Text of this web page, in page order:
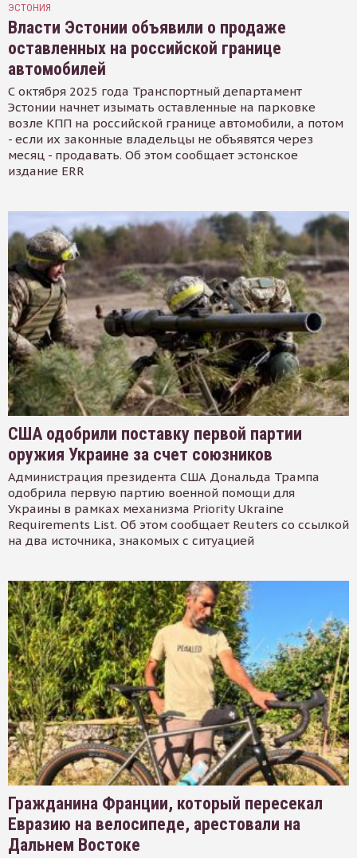
ЭСТОНИЯ
Власти Эстонии объявили о продаже
оставленных на российской границе
автомобилей
С октября 2025 года Транспортный департамент
Эстонии начнет изымать оставленные на парковке
возле КПП на российской границе автомобили, а потом
- если их законные владельцы не объявятся через
месяц - продавать. Об этом сообщает эстонское
издание ERR
США одобрили поставку первой партии
оружия Украине за счет союзников
Администрация президента США Дональда Трампа
одобрила первую партию военной помощи для
Украины в рамках механизма Priority Ukraine
Requirements List. Об этом сообщает Reuters со ссылкой
на два источника, знакомых с ситуацией
Гражданина Франции, который пересекал
Евразию на велосипеде, арестовали на
Дальнем Востоке